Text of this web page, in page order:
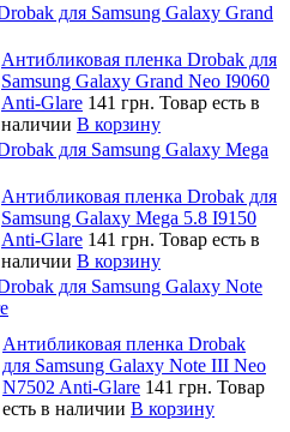
для Samsung Galaxy Grand
Антибликовая пленка Drobak для
Samsung Galaxy Grand Neo I9060
Anti-Glare 141 грн. Товар есть в
наличии В корзину
для Samsung Galaxy Mega
Антибликовая пленка Drobak для
Samsung Galaxy Mega 5.8 I9150
Anti-Glare 141 грн. Товар есть в
наличии В корзину
для Samsung Galaxy Note
Антибликовая пленка Drobak
для Samsung Galaxy Note III Neo
N7502 Anti-Glare 141 грн. Товар
есть в наличии В корзину